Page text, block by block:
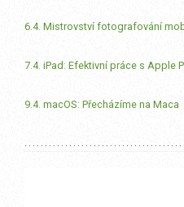
6.4. Mistrovství fotografování
7.4. iPad: Efektivní práce s Apple
9.4. macOS: Přecházíme na Maca